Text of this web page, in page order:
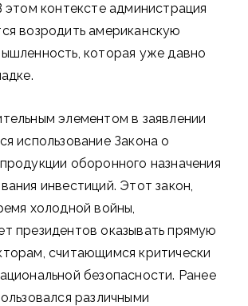
этом контексте администрация
возродить американскую
которая уже давно
элементом в заявлении
использование Закона о
оборонного назначения
инвестиций. Этот закон,
холодной войны,
президентов оказывать прямую
считающимся критически
безопасности. Ранее
различными